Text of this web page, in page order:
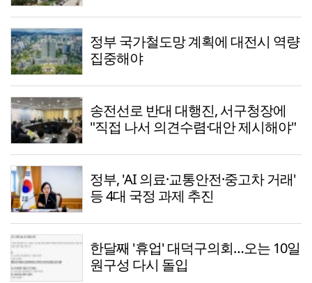
정부 국가철도망 계획에 대전시 역량
집중해야
송전선로 반대 대행진, 서구청장에
"직접 나서 의견수렴·대안 제시해야"
정부, 'AI 의료·교통안전·중고차 거래'
등 4대 국정 과제 추진
한달째 '휴업' 대덕구의회…오는 10일
원구성 다시 돌입